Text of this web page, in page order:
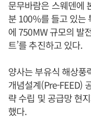
문무바람은 스웨덴에
분 100%를 들고 있는
에 750MW 규모의 발
트’를 추진하고 있다.
양사는 부유식 해상풍
개념설계(Pre-FEED)
략 수립 및 공급망 현
했다.